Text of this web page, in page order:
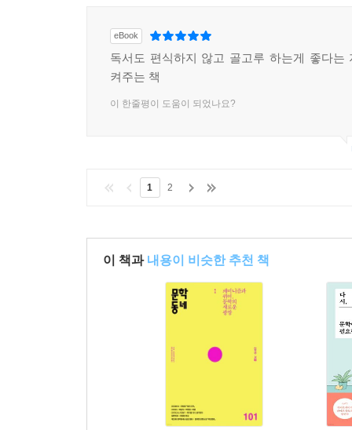
eBook
독서도 편식하지 않고 골고루 하는게 좋다는
켜주는 책
이 한줄평이 도움이 되었나요?
1 2
이 책과 내용이 비슷한 추천 책